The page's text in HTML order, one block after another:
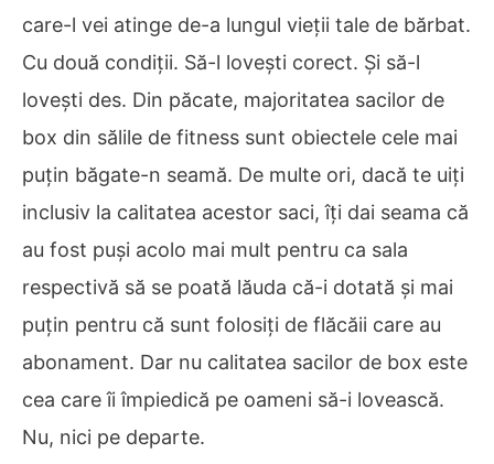
care-l vei atinge de-a lungul vieții tale de bărbat.
Cu două condiții. Să-l lovești corect. Și să-l
lovești des. Din păcate, majoritatea sacilor de
box din sălile de fitness sunt obiectele cele mai
puțin băgate-n seamă. De multe ori, dacă te uiți
inclusiv la calitatea acestor saci, îți dai seama că
au fost puși acolo mai mult pentru ca sala
respectivă să se poată lăuda că-i dotată și mai
puțin pentru că sunt folosiți de flăcăii care au
abonament. Dar nu calitatea sacilor de box este
cea care îi împiedică pe oameni să-i lovească.
Nu, nici pe departe.